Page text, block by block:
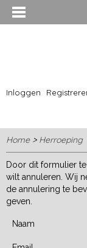
Inloggen
Home> Herroeping
Door dit formulier
wilt annuleren. Wij
de annulering te
geven.
Naam